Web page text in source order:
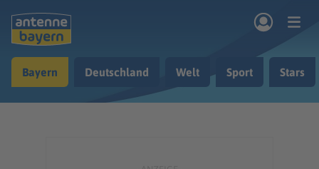
Musik & Radio
Bayern Deutschland Welt Sport Stars